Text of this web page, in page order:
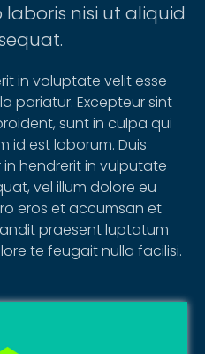
nisi ut aliquid
in voluptate velit esse
pariatur. Excepteur sint
sunt in culpa qui
id est laborum. Duis
hendrerit in vulputate
vel illum dolore eu
eros et accumsan et
praesent luptatum
te feugait nulla facilisi.